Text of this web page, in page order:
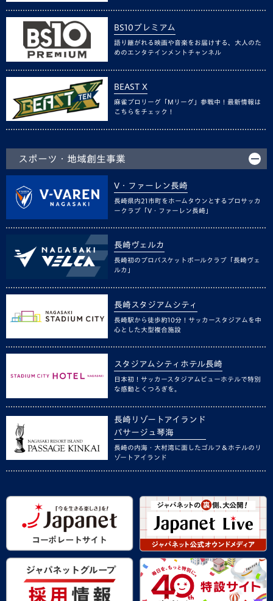
BS10プレミアム
語り継がれる映画や音楽をお届けする、大人のた
めのエンタテインメントチャンネル
BEAST X
麻雀プロリーグ「Mリーグ」参戦中！最新情報は
こちらをチェック！
スポーツ・地域創生事業
V・ファーレン長崎
長崎県内21市町をホームタウンとするプロサッカ
ークラブ「V・ファーレン長崎」
長崎ヴェルカ
長崎初のプロバスケットボールクラブ「長崎ヴェ
ルカ」
長崎スタジアムシティ
長崎駅から徒歩約10分！サッカースタジアムを中
心とした大型複合施設
スタジアムシティホテル長崎
日本初！サッカースタジアムビューホテルで特別
な感動とくつろぎを。
長崎リゾートアイランド
パサージュ琴海
長崎の内海・大村湾に面したゴルフ＆ホテルのリ
ゾートアイランド